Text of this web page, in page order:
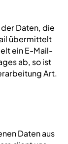
Daten, die
übermittelt
ein E-Mail-
ab, so ist
Art.
Daten aus